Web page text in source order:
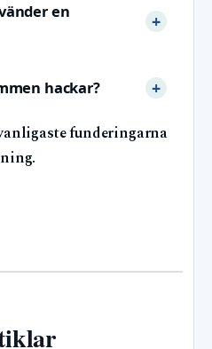
en
hackar?
funderingarna